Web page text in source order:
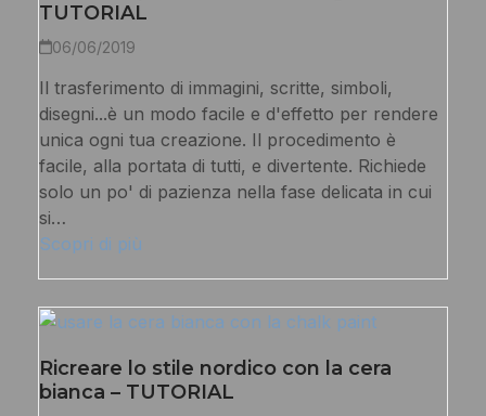
TUTORIAL
06/06/2019
Il trasferimento di immagini, scritte, simboli,
disegni...è un modo facile e d'effetto per rendere
unica ogni tua creazione. Il procedimento è
facile, alla portata di tutti, e divertente. Richiede
solo un po' di pazienza nella fase delicata in cui
si…
Scopri di più
Ricreare lo stile nordico con la cera
bianca – TUTORIAL